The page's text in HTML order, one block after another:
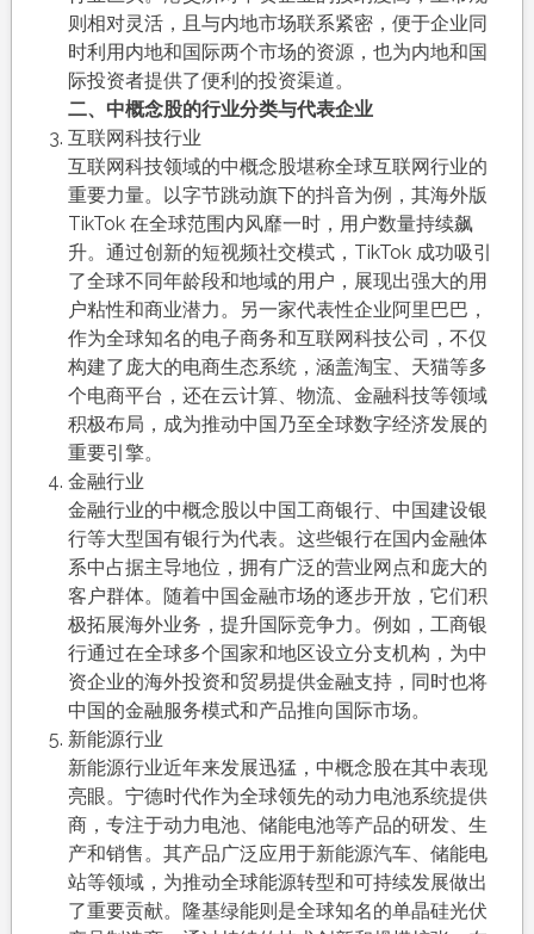
则相对灵活，且与内地市场联系紧密，便于企业同
时利用内地和国际两个市场的资源，也为内地和国
际投资者提供了便利的投资渠道。
二、中概念股的行业分类与代表企业
互联网科技行业
互联网科技领域的中概念股堪称全球互联网行业的
重要力量。以字节跳动旗下的抖音为例，其海外版
TikTok 在全球范围内风靡一时，用户数量持续飙
升。通过创新的短视频社交模式，TikTok 成功吸引
了全球不同年龄段和地域的用户，展现出强大的用
户粘性和商业潜力。另一家代表性企业阿里巴巴，
作为全球知名的电子商务和互联网科技公司，不仅
构建了庞大的电商生态系统，涵盖淘宝、天猫等多
个电商平台，还在云计算、物流、金融科技等领域
积极布局，成为推动中国乃至全球数字经济发展的
重要引擎。
金融行业
金融行业的中概念股以中国工商银行、中国建设银
行等大型国有银行为代表。这些银行在国内金融体
系中占据主导地位，拥有广泛的营业网点和庞大的
客户群体。随着中国金融市场的逐步开放，它们积
极拓展海外业务，提升国际竞争力。例如，工商银
行通过在全球多个国家和地区设立分支机构，为中
资企业的海外投资和贸易提供金融支持，同时也将
中国的金融服务模式和产品推向国际市场。
新能源行业
新能源行业近年来发展迅猛，中概念股在其中表现
亮眼。宁德时代作为全球领先的动力电池系统提供
商，专注于动力电池、储能电池等产品的研发、生
产和销售。其产品广泛应用于新能源汽车、储能电
站等领域，为推动全球能源转型和可持续发展做出
了重要贡献。隆基绿能则是全球知名的单晶硅光伏